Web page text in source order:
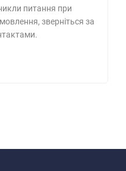
питання при
зверніться за